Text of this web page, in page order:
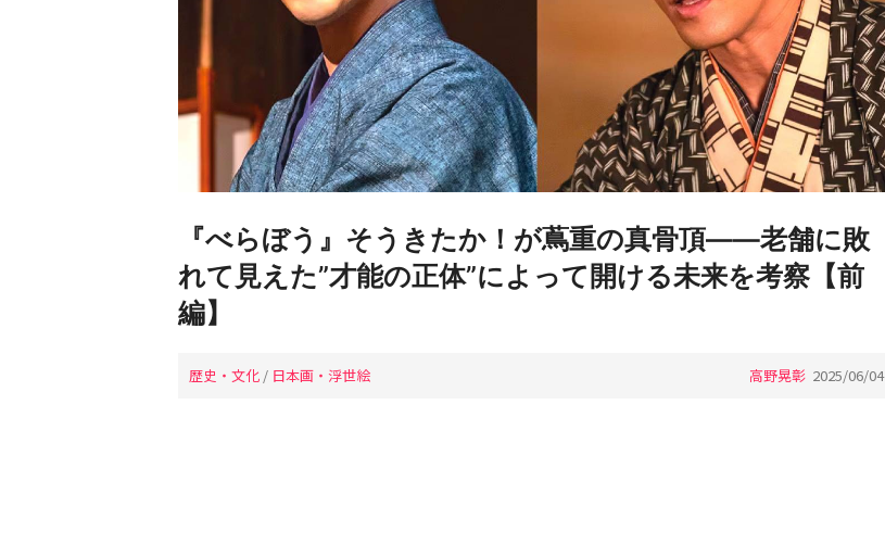
『べらぼう』そうきたか！が蔦重の真骨頂――老舗に敗
れて見えた”才能の正体”によって開ける未来を考察【前
編】
歴史・文化 / 日本画・浮世絵 高野晃彰 2025/06/04